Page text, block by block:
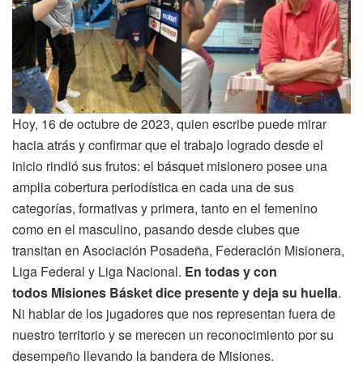
Hoy, 16 de octubre de 2023, quien escribe puede mirar
hacia atrás y confirmar que el trabajo logrado desde el
inicio rindió sus frutos: el básquet misionero posee una
amplia cobertura periodística en cada una de sus
categorías, formativas y primera, tanto en el femenino
como en el masculino, pasando desde clubes que
transitan en Asociación Posadeña, Federación Misionera,
Liga Federal y Liga Nacional. En todas y con
todos Misiones Básket dice presente y deja su huella.
Ni hablar de los jugadores que nos representan fuera de
nuestro territorio y se merecen un reconocimiento por su
desempeño llevando la bandera de Misiones.